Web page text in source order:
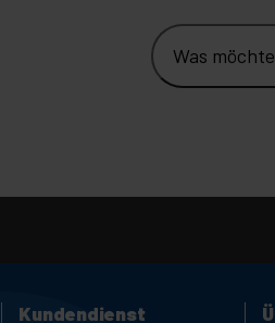
Was
Kundendienst